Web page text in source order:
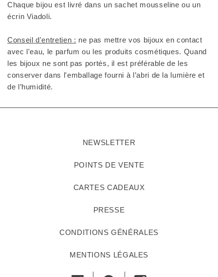
Chaque bijou est livré dans un sachet mousseline ou un
écrin Viadoli.
Conseil d'entretien : ne pas mettre vos bijoux en contact
avec l'eau, le parfum ou les produits cosmétiques. Quand
les bijoux ne sont pas portés, il est préférable de les
conserver dans l'emballage fourni à l’abri de la lumière et
de l’humidité.
NEWSLETTER
POINTS DE VENTE
CARTES CADEAUX
PRESSE
CONDITIONS GÉNÉRALES
MENTIONS LÉGALES